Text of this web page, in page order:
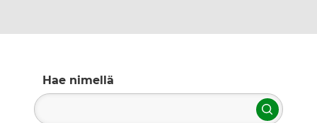
Hae nimellä
Hae